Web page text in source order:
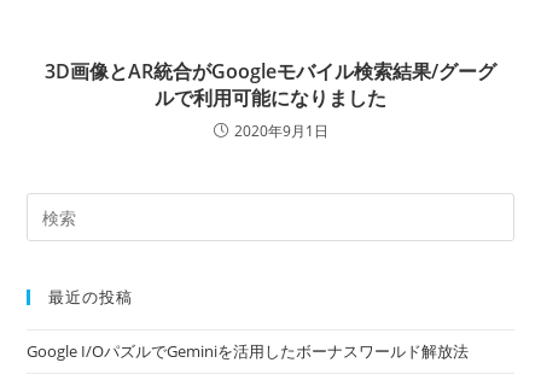
3D画像とAR統合がGoogleモバイル検索結果/グーグ
ルで利用可能になりました
2020年9月1日
最近の投稿
Google I/OパズルでGeminiを活用したボーナスワールド解放法